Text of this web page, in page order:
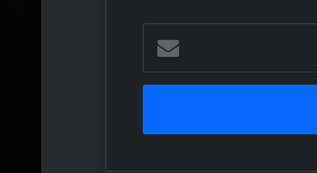
posta
adresinizi